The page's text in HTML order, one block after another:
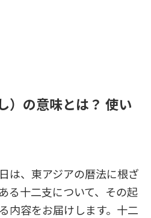
）の意味とは？ 使い
は、東アジアの暦法に根ざ
る十二支について、その起
内容をお届けします。十二